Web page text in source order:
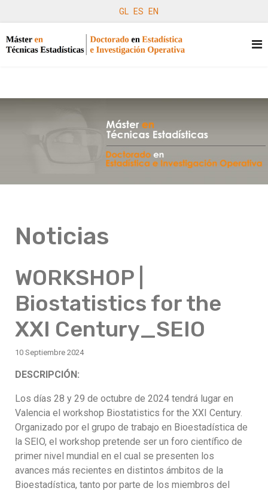
GL ES EN
Noticias
WORKSHOP |
Biostatistics for the
XXI Century_SEIO
10 Septiembre 2024
DESCRIPCIÓN:
Los días 28 y 29 de octubre de 2024 tendrá lugar en
Valencia el workshop Biostatistics for the XXI Century.
Organizado por el grupo de trabajo en Bioestadística de
la SEIO, el workshop pretende ser un foro científico de
primer nivel mundial en el cual se presenten los
avances más recientes en distintos ámbitos de la
Bioestadística, tanto por parte de los miembros del